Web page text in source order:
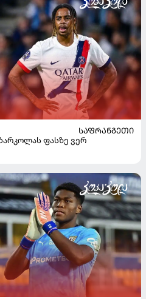
ᲡᲐᲤᲠᲐᲜᲒᲔᲗᲘ
ფასზე ვერ